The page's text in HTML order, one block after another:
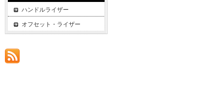
ハンドルライザー
オフセット・ライザー